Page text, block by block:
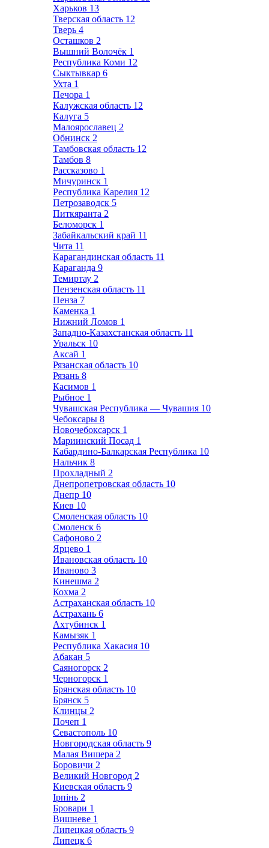
Харьков 13
Тверская область 12
Тверь 4
Осташков 2
Вышний Волочёк 1
Республика Коми 12
Сыктывкар 6
Ухта 1
Печора 1
Калужская область 12
Калуга 5
Малоярославец 2
Обнинск 2
Тамбовская область 12
Тамбов 8
Рассказово 1
Мичуринск 1
Республика Карелия 12
Петрозаводск 5
Питкяранта 2
Беломорск 1
Забайкальский край 11
Чита 11
Карагандинская область 11
Караганда 9
Темиртау 2
Пензенская область 11
Пенза 7
Каменка 1
Нижний Ломов 1
Западно-Казахстанская область 11
Уральск 10
Аксай 1
Рязанская область 10
Рязань 8
Касимов 1
Рыбное 1
Чувашская Республика — Чувашия 10
Чебоксары 8
Новочебоксарск 1
Мариинский Посад 1
Кабардино-Балкарская Республика 10
Нальчик 8
Прохладный 2
Днепропетровская область 10
Днепр 10
Киев 10
Смоленская область 10
Смоленск 6
Сафоново 2
Ярцево 1
Ивановская область 10
Иваново 3
Кинешма 2
Кохма 2
Астраханская область 10
Астрахань 6
Ахтубинск 1
Камызяк 1
Республика Хакасия 10
Абакан 5
Саяногорск 2
Черногорск 1
Брянская область 10
Брянск 5
Клинцы 2
Почеп 1
Севастополь 10
Новгородская область 9
Малая Вишера 2
Боровичи 2
Великий Новгород 2
Киевская область 9
Ірпінь 2
Бровари 1
Вишневе 1
Липецкая область 9
Липецк 6